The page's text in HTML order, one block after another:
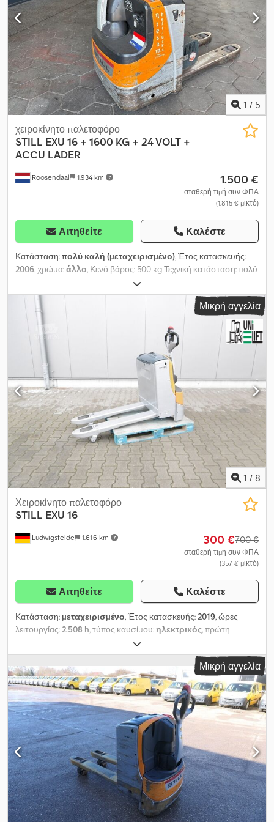
1 / 5
Roosendaal 1.934 km
χειροκίνητο παλετοφόρο
STILL EXU 16 + 1600 KG + 24 VOLT +
ACCU LADER
1.500 €
σταθερή τιμή συν ΦΠΑ
(1.815 € μικτό)
Αιτηθείτε Καλέστε
Κατάσταση:πολύ καλή (μεταχειρισμένο), Έτος κατασκευής:
2006 , χρώμα:άλλο , Κενό βάρος: 500 kg Τεχνική κατάσταση: πολύ
καλή Οπτική κατάσταση: πολύ καλή = Πληροφορίες εταιρείας =
Εάν έχετε οποιεσδήποτε ερωτήσεις ή προτάσεις, μη διστάσετε να
επικοινωνήσετε μαζί μας. Εγγυόμαστε απάντηση εντός 8 ωρών.
Οι τιμές είναι χωρίς ΦΠΑ. Δεν μπορούν να θεμελιωθούν
δικαιώματα βάσει των παρεχόμενων πληροφοριών. Codpfjzfig
Usx Aigsrf Τηλέφωνο γραφείου: Κινητό: (Ολλανδικά - Αγγλικά -
Γερμανικά - Γαλλικά - Ισπανικά - Ιταλικά) Διαθέσιμο σε WhatsApp
και Viber. Κινητό: (Ολλανδικά) Διαθέσιμο σε WhatsApp και Viber.
Όταν πληρώνετε με τραπεζική μεταφορά, τα χρήματα πρέπει να
κατατεθούν στον παρακάτω τραπεζικό λογαριασμό. Ελέγχετε
πάντα τα στοιχεία πληρωμής που αναφέρονται στην ιστοσελίδα
μας. Εάν λάβετε άλλες πληροφορίες, παρακαλούμε επικοινωνήστε
μαζί μας. Σε περίπτωση αμφιβολιών, παρακαλούμε καλέστε μας
ώστε να επαληθεύσουμε το τιμολόγιο και/ή την πληρωμή.
Στοιχεία τραπεζικού λογαριασμού: Rabobank Laan van Limburg 2
4701BP Roosendaal IBAN: NL 89 RABO EORI/ΑΦΜ/ΦΟΡΟΣ:
NL857401B(01) BIC/SWIFT: RABONL2U
Μικρή αγγελία
1 / 8
Ludwigsfelde 1.616 km
Χειροκίνητο παλετοφόρο
STILL EXU 16
300 €700 €
σταθερή τιμή συν ΦΠΑ
(357 € μικτό)
Αιτηθείτε Καλέστε
Κατάσταση: μεταχειρισμένο, Έτος κατασκευής:2019, ώρες
λειτουργίας:2.508 h, τύπος καυσίμου: ηλεκτρικός, πρώτη
, μέγεθος ελαστικού:
περονοφόρα ανυψωτικά στην ιστοσελίδα μας! Crsdsvyrpxjpfx
Aigjf
Μικρή αγγελία